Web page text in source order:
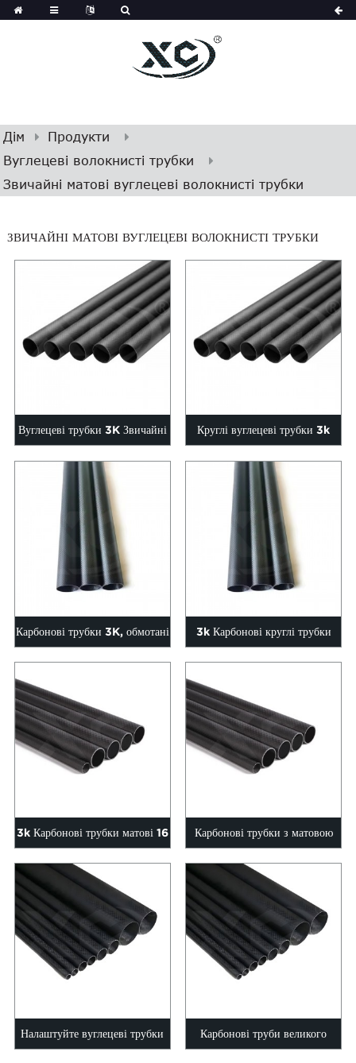
Дім
Продукти
Вуглецеві волокнисті трубки
Звичайні матові вуглецеві волокнисті трубки
ЗВИЧАЙНІ МАТОВІ ВУГЛЕЦЕВІ ВОЛОКНИСТІ ТРУБКИ
Вуглецеві трубки 3K Звичайні
глянцеві, зовнішній діаметр 6-
200 мм, довжина...
Круглі вуглецеві трубки 3k
Звичайні глянцеві ЗД 6-200
мм довжиною...
Карбонові трубки 3K, обмотані
рулоном, звичайні глянцеві,
зовнішній діаметр 6...
3k Карбонові круглі трубки
матові 6 мм 8 мм 10 мм 12 мм
3k Карбонові трубки матові 16
мм 18 мм 20 мм 22 мм 25 мм
зовнішній діаметр
Карбонові трубки з матовою
поверхнею 28 мм 30 мм 35
мм 40 м...
Налаштуйте вуглецеві трубки Карбонові труби великого